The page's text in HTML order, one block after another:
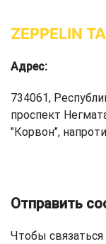
ZEPPELIN
Адрес:
734061,
проспект
"Корвон",
Отправить
Чтобы связаться